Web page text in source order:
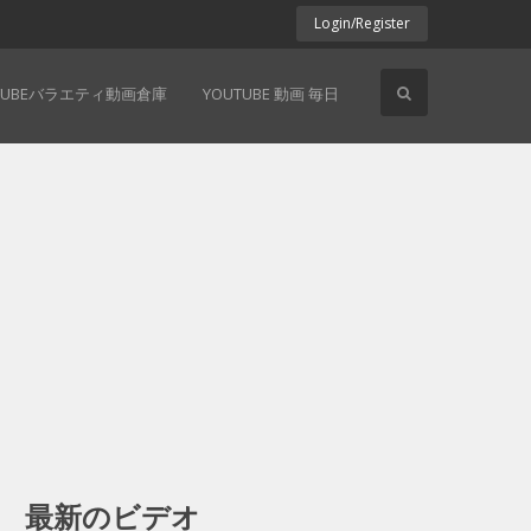
Login/Register
バラエティ動画倉庫 YOUTUBE 動画 毎日
最新のビデオ